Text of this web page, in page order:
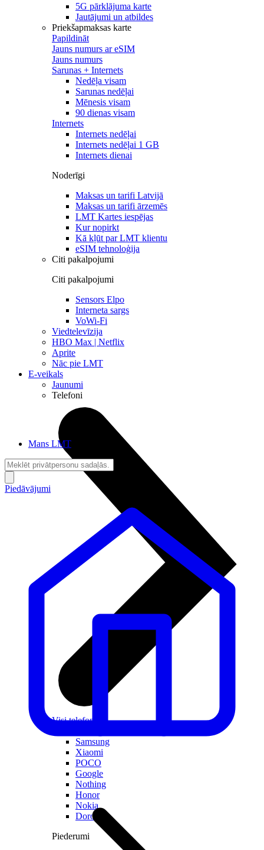
5G pārklājuma karte
Jautājumi un atbildes
Priekšapmaksas karte
Papildināt
Jauns numurs ar eSIM
Jauns numurs
Sarunas + Internets
Nedēļa visam
Sarunas nedēļai
Mēnesis visam
90 dienas visam
Internets
Internets nedēļai
Internets nedēļai 1 GB
Internets dienai
Noderīgi
Maksas un tarifi Latvijā
Maksas un tarifi ārzemēs
LMT Kartes iespējas
Kur nopirkt
Kā kļūt par LMT klientu
eSIM tehnoloģija
Citi pakalpojumi
Citi pakalpojumi
Sensors Elpo
Interneta sargs
VoWi-Fi
Viedtelevīzija
HBO Max | Netflix
Aprite
Nāc pie LMT
E-veikals
Jaunumi
Telefoni
Visi telefoni
Samsung
Xiaomi
POCO
Google
Nothing
Honor
Nokia
Doro
Piederumi
Mans LMT
Piedāvājumi